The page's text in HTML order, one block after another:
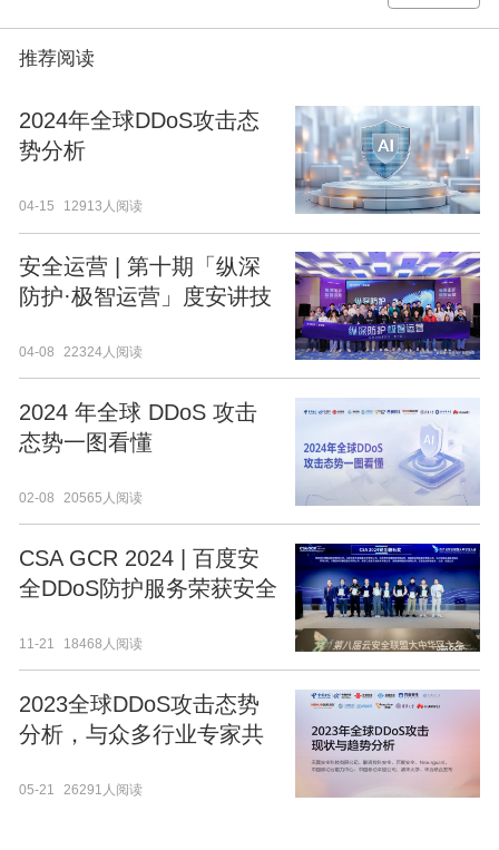
推荐阅读
2024年全球DDoS攻击态
势分析
04-15 12913人阅读
安全运营 | 第十期「纵深
防护·极智运营」度安讲技
04-08 22324人阅读
2024 年全球 DDoS 攻击
态势一图看懂
02-08 20565人阅读
CSA GCR 2024 | 百度安
全DDoS防护服务荣获安全
11-21 18468人阅读
2023全球DDoS攻击态势
分析，与众多行业专家共
05-21 26291人阅读